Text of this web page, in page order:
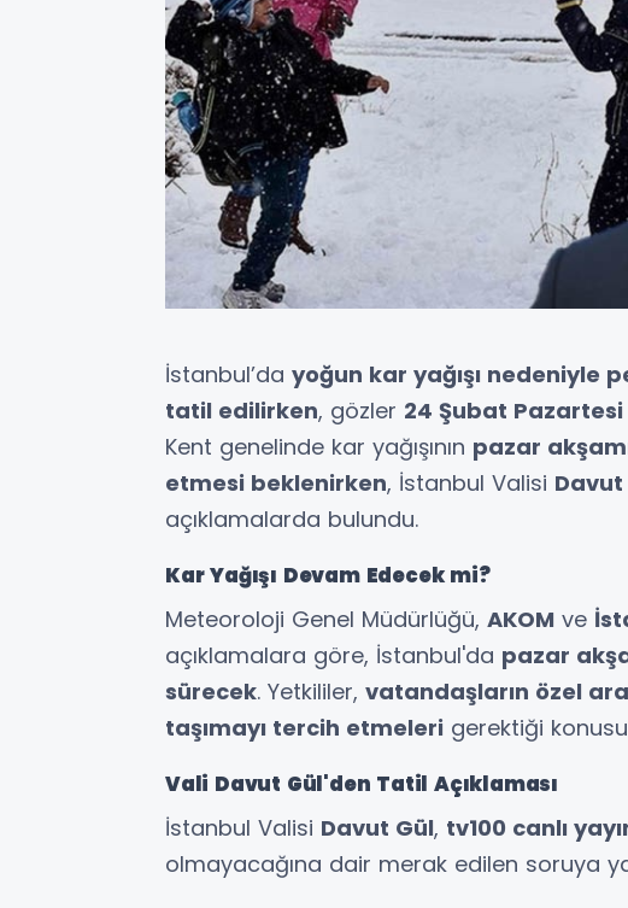
İstanbul’da yoğun kar yağışı nedeniyle
tatil edilirken, gözler 24 Şubat
Kent genelinde kar yağışının pazar
etmesi beklenirken, İstanbul Valisi Davut
açıklamalarda bulundu.
Kar Yağışı Devam Edecek mi?
Meteoroloji Genel Müdürlüğü, AKOM ve
açıklamalara göre, İstanbul'da pazar
sürecek. Yetkililer, vatandaşların özel
taşımayı tercih etmeleri gerektiği
Vali Davut Gül'den Tatil Açıklaması
İstanbul Valisi Davut Gül, tv100 canlı
olmayacağına dair merak edilen soruya